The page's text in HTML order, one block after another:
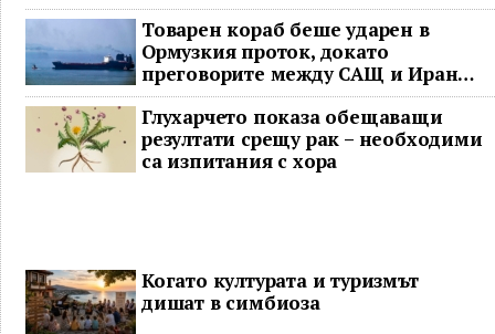
Товарен кораб беше ударен в
Ормузкия проток, докато
преговорите между САЩ и Иран
останаха в безизходица
Глухарчето показа обещаващи
резултати срещу рак – необходими
са изпитания с хора
Когато културата и туризмът
дишат в симбиоза